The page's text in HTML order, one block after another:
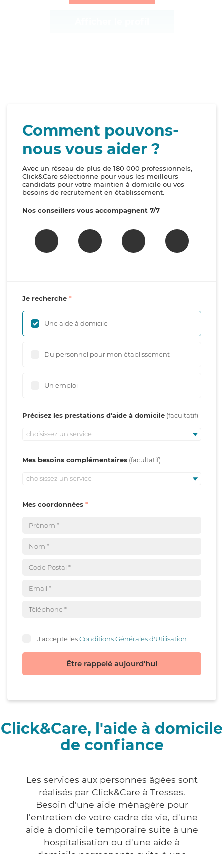
Comment pouvons-
nous vous aider ?
Avec un réseau de plus de 180 000 professionnels,
Click&Care sélectionne pour vous les meilleurs
candidats pour votre maintien à domicile ou vos
besoins de recrutement en établissement.
Nos conseillers vous accompagnent 7/7
Je recherche
Une aide à domicile
Du personnel pour mon établissement
Un emploi
Précisez les prestations d'aide à domicile
choisissez un service
Mes besoins complémentaires
choisissez un service
Mes coordonnées
J'accepte lesConditions Générales d'Utilisation
Être rappelé aujourd'hui
Click&Care, l'aide à domicile
de confiance
Les services aux personnes âgées sont
réalisés par Click&Care à Tresses.
Besoin d'une aide ménagère pour
l'entretien de votre cadre de vie, d'une
aide à domicile temporaire suite à une
hospitalisation ou d'une aide à